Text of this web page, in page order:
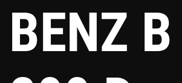
BENZ B